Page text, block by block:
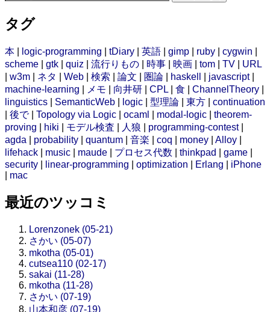
タグ
本 logic-programming tDiary 英語 gimp ruby cygwin
scheme
gtk quiz 流行りもの 時事 映画 tom TV
URL
w3m ネタ Web 検索 論文 圏論 haskell javascript|
machine-learning
メモ 向井研 CPL 食 ChannelTheory
linguistics
SemanticWeb logic 型理論 東方
continuation
後で| Topology via Logic ocaml modal-logic
theorem-
proving
hiki モデル検査 人狼 programming-contest|
agda
probability quantum 音楽 coq money Alloy
lifehack
music maude プロセス代数 thinkpad game
security
linear-programming optimization Erlang
iPhone
mac
最近のツッコミ
Lorenzonek (05-21)
さかい (05-07)
mkotha (05-01)
cutsea110 (02-17)
sakai (11-28)
mkotha (11-28)
さかい (07-19)
山本和彦 (07-19)